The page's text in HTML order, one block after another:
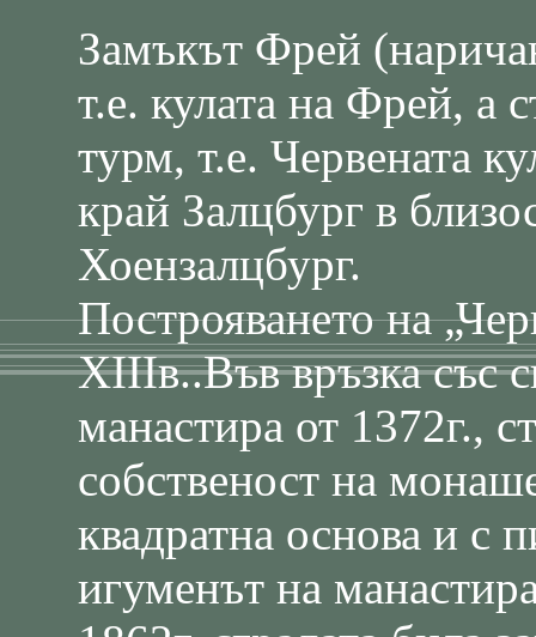
Замъкът Фрей
т.е. кулата на Фрей, а
турм, т.е. Червената
край Залцбург в
Хоензалцбург.
Построяването на
ХІІІв..Във връзка със
манастира от 1372г.,
собственост на
квадратна основа и с
игуменът на